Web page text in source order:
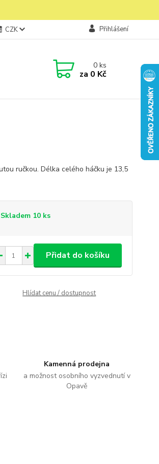
CZK Přihlášení
0ks
za 0 Kč
ručkou. Délka celého háčku je 13,5
Skladem 10 ks
Přidat do košíku
Hlídat cenu / dostupnost
Kamenná prodejna
a možnost osobního vyzvednutí v
Opavě